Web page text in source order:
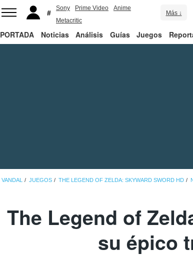
Sony Prime Video
Anime
Metacritic
Más ↓
PORTADA Noticias Análisis Guías Juegos
VANDAL JUEGOS THE LEGEND OF ZELDA: SKYWARD SWORD HD
The Legend of
su épico